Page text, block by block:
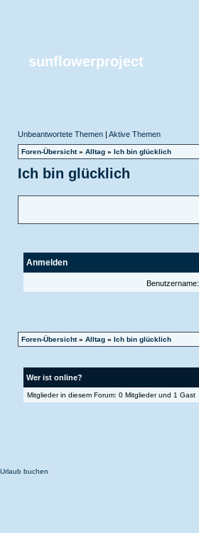
sunflowerproject
Unbeantwortete Themen| Aktive Themen
Foren-Übersicht» Alltag» Ich bin glücklich
Ich bin glücklich
Anmelden
Benutzername:
Foren-Übersicht» Alltag» Ich bin glücklich
Wer ist online?
Mitglieder in diesem Forum: 0 Mitglieder und 1 Gast
Urlaub buchen